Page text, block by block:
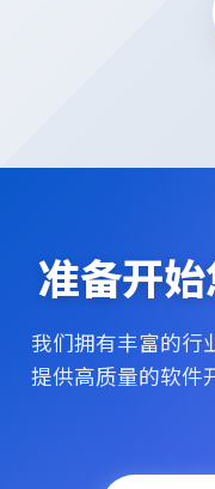
准备开始
我们拥有丰富的行
提供高质量的软件